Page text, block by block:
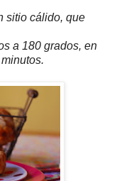
sitio cálido, que
a 180 grados, en